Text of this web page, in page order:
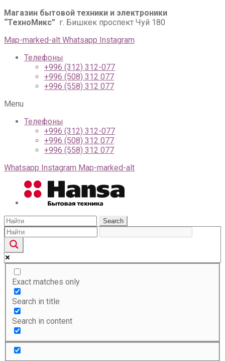
Магазин бытовой техники и электроники
“ТехноМикс” г. Бишкек проспект Чуй 180
Map-marked-alt Whatsapp Instagram
Телефоны
+996 (312) 312-077
+996 (508) 312 077
+996 (558) 312 077
Menu
Телефоны
+996 (312) 312-077
+996 (508) 312 077
+996 (558) 312 077
Whatsapp Instagram Map-marked-alt
Search
Exact matches only
Search in title
Search in content